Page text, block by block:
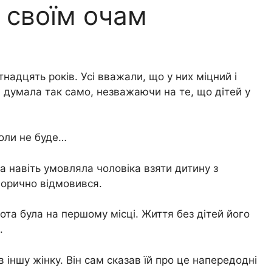
очам
років. Усі вважали, що у них міцний і
так само, незважаючи на те, що дітей у
не буде…
умовляла чоловіка взяти дитину з
відмовився.
була на першому місці. Життя без дітей його
жінку. Він сам сказав їй про це напередодні